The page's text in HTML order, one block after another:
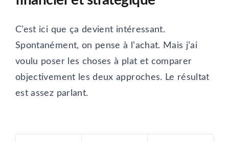
C’est ici que ça devient intéressant.
Spontanément, on pense à l’achat. Mais j’ai
voulu poser les choses à plat et comparer
objectivement les deux approches. Le résultat
est assez parlant.